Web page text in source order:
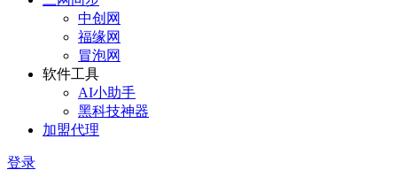
中创网
福缘网
冒泡网
软件工具
AI小助手
黑科技神器
加盟代理
登录